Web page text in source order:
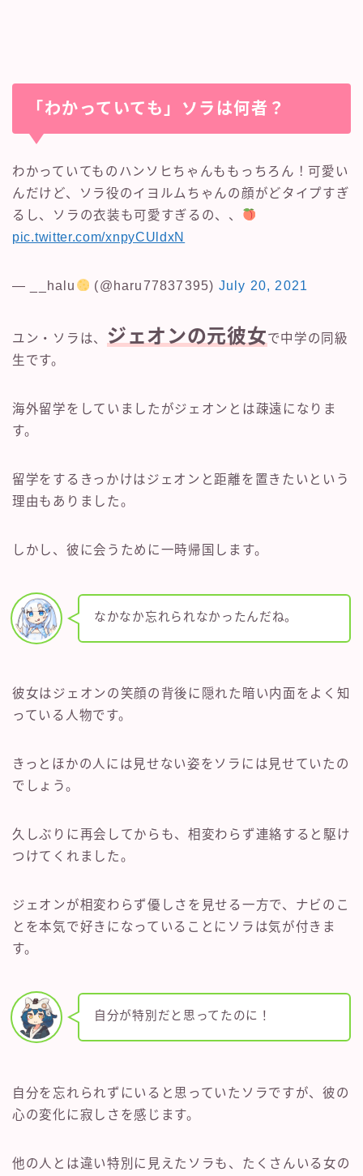
「わかっていても」ソラは何者？
わかっていてものハンソヒちゃんももっちろん！可愛い
んだけど、ソラ役のイヨルムちゃんの顔がどタイプすぎ
るし、ソラの衣装も可愛すぎるの、、
pic.twitter.com/xnpyCUldxN
— __halu (@haru77837395) July 20, 2021
ユン・ソラは、 ジェオンの元彼女で中学の同級
生です。
海外留学をしていましたがジェオンとは疎遠になりま
す。
留学をするきっかけはジェオンと距離を置きたいという
理由もありました。
しかし、彼に会うために一時帰国します。
なかなか忘れられなかったんだね。
彼女はジェオンの笑顔の背後に隠れた暗い内面をよく知
っている人物です。
きっとほかの人には見せない姿をソラには見せていたの
でしょう。
久しぶりに再会してからも、相変わらず連絡すると駆け
つけてくれました。
ジェオンが相変わらず優しさを見せる一方で、ナビのこ
とを本気で好きになっていることにソラは気が付きま
す。
自分が特別だと思ってたのに！
自分を忘れられずにいると思っていたソラですが、彼の
心の変化に寂しさを感じます。
他の人とは違い特別に見えたソラも、たくさんいる女の